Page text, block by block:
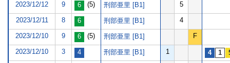
2023/12/12 9 (5) 刑部亜里 [B1] 5
2023/12/11 8 刑部亜里 [B1] 4
2023/12/10 9 (5) 刑部亜里 [B1] F
2023/12/10 3 刑部亜里 [B1] 1